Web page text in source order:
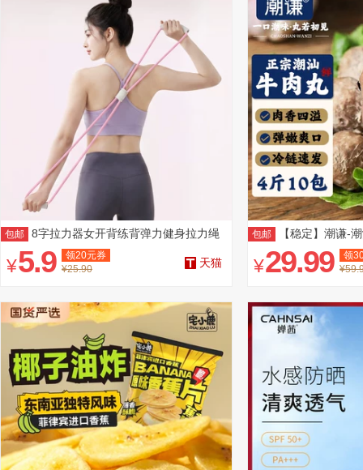
包邮
8字拉力器女开背练背弹力健身拉力绳
弹力绳
¥5.9 领20元券
¥25.90
天猫
包邮
【稳定】潮谦-
¥29.99 领